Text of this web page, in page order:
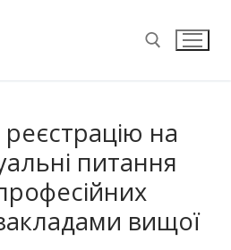
на
питання
вищої